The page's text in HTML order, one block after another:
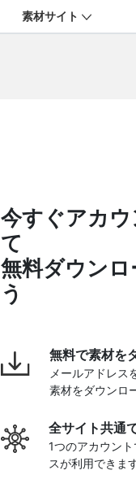
素材サイト
今すぐアカ
て
無料ダウンロ
う
無料で素材を
メールアドレス
素材をダウンロ
全サイト共通
1つのアカウン
スが利用できます